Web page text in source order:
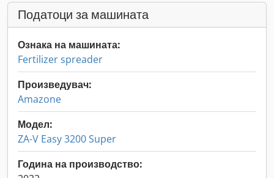
Податоци за машината
Ознака на машината:
Fertilizer spreader
Произведувач:
Amazone
Модел:
ZA-V Easy 3200 Super
Година на производство: